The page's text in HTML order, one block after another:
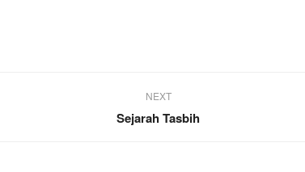
NEXT
Sejarah Tasbih